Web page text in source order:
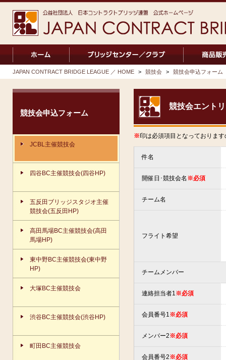
JAPAN CONTRACT BRIDGE LEAGUE ／ HOME > 競技会 > 競技会申込フォーム
競技会申込フォーム
JCBL主催競技会
四谷BC主催競技会(四谷HP)
五反田ブリッジスタジオ主催
競技会(五反田HP)
高田馬場BC主催競技会(高田
馬場HP)
東中野BC主催競技会(東中野
HP)
大塚BC主催競技会
渋谷BC主催競技会(渋谷HP)
町田BC主催競技会
競技会エント
※印は必須項目となっておりま
件名
開催日･競技会名 ※必須
チーム名
フライト希望
チームメンバー
連絡担当者1※必須
会員番号1※必須
メンバー2※必須
会員番号2※必須